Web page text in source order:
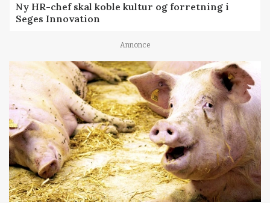
Ny HR-chef skal koble kultur og forretning i
Seges Innovation
Annonce